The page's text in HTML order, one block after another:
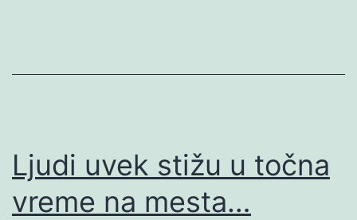
Ljudi uvek stižu u točna
vreme na mesta…